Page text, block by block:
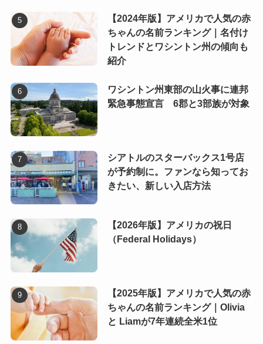
【2024年版】アメリカで人気の赤
ちゃんの名前ランキング｜名付け
トレンドとワシントン州の傾向も
紹介
ワシントン州東部の山火事に連邦
緊急事態宣言 6郡と3部族が対象
シアトルのスターバックス1号店
が予約制に。ファンなら知ってお
きたい、新しい入店方法
【2026年版】アメリカの祝日
（Federal Holidays）
【2025年版】アメリカで人気の赤
ちゃんの名前ランキング｜Olivia
と Liamが7年連続全米1位